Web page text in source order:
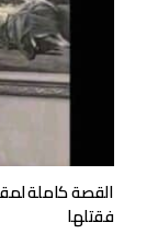
القصة كاملة
فقتلها